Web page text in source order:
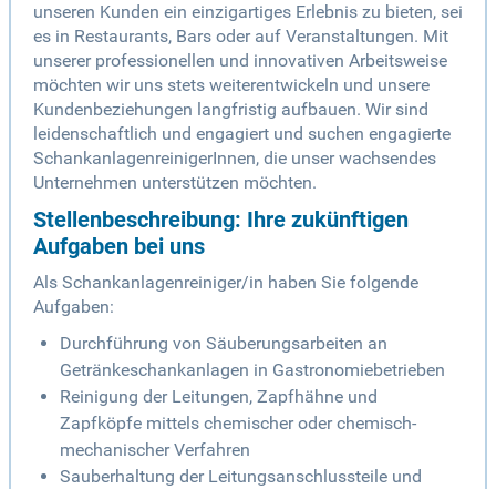
unseren Kunden ein einzigartiges Erlebnis zu bieten, sei
es in Restaurants, Bars oder auf Veranstaltungen. Mit
unserer professionellen und innovativen Arbeitsweise
möchten wir uns stets weiterentwickeln und unsere
Kundenbeziehungen langfristig aufbauen. Wir sind
leidenschaftlich und engagiert und suchen engagierte
SchankanlagenreinigerInnen, die unser wachsendes
Unternehmen unterstützen möchten.
Stellenbeschreibung: Ihre zukünftigen
Aufgaben bei uns
Als Schankanlagenreiniger/in haben Sie folgende
Aufgaben:
Durchführung von Säuberungsarbeiten an
Getränkeschankanlagen in Gastronomiebetrieben
Reinigung der Leitungen, Zapfhähne und
Zapfköpfe mittels chemischer oder chemisch-
mechanischer Verfahren
Sauberhaltung der Leitungsanschlussteile und